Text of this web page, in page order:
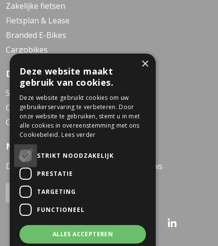
Zakelijke fietsen
Fietsplan & Lease
Branded E-Bikes
Cargobikes
Dekkers Business Bikes
Service Center
Over Dekkers
Contact
Nieuwsbrief
Direct op de hoogte van het laatste nieuws
×
Deze website maakt
gebruik van cookies.
Deze website gebruikt cookies om uw
gebruikerservaring te verbeteren. Door
onze website te gebruiken, stemt u in met
alle cookies in overeenstemming met ons
Cookiebeleid. Lees verder
STRIKT NOODZAKELIJK
PRESTATIE
TARGETING
FUNCTIONEEL
ALLES ACCEPTEREN